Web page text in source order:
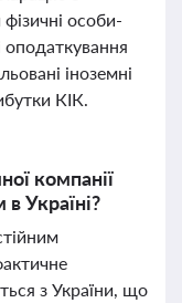
особи-
оподаткування
іноземні
КІК.
компанії
Україні?
з України, що